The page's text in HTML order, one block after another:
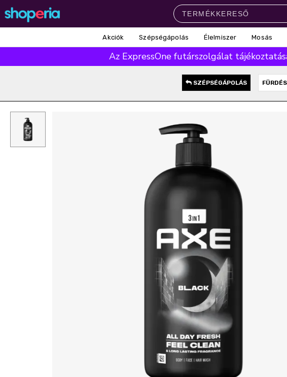
Élelmiszer
Népszerű márkák
Akciók Szépségápolás Élelmiszer Mosás
Az ExpressOne futárszolgálat
SZÉPSÉGÁPOLÁS FÜRDÉS